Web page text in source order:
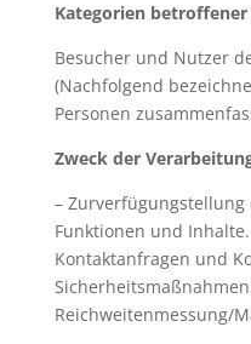
Kategorien betroffener
Besucher und Nutzer
(Nachfolgend
Personen
Zweck der
–
Funktionen und
Kontaktanfragen und
Reichweitenmessung/